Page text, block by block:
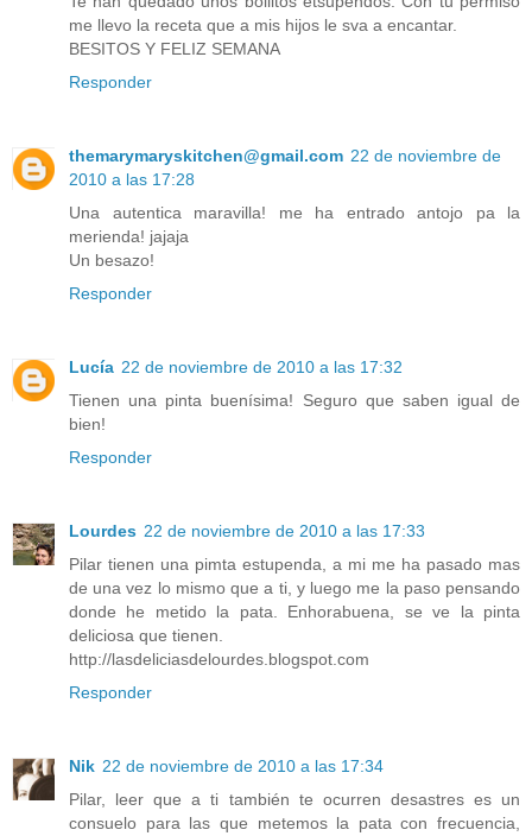
me llevo la receta que a mis hijos le sva a encantar.
BESITOS Y FELIZ SEMANA
Responder
themarymaryskitchen@gmail.com 22 de noviembre de
2010 a las 17:28
Una autentica maravilla! me ha entrado antojo pa la
merienda! jajaja
Un besazo!
Responder
Lucía 22 de noviembre de 2010 a las 17:32
Tienen una pinta buenísima! Seguro que saben igual de
bien!
Responder
Lourdes 22 de noviembre de 2010 a las 17:33
Pilar tienen una pimta estupenda, a mi me ha pasado mas
de una vez lo mismo que a ti, y luego me la paso pensando
donde he metido la pata. Enhorabuena, se ve la pinta
deliciosa que tienen.
http://lasdeliciasdelourdes.blogspot.com
Responder
Nik 22 de noviembre de 2010 a las 17:34
Pilar, leer que a ti también te ocurren desastres es un
consuelo para las que metemos la pata con frecuencia,